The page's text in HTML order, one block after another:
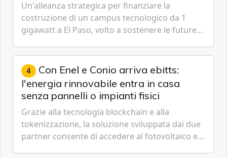
Un'alleanza strategica per finanziare la
costruzione di un campus tecnologico da 1
gigawatt a El Paso, volto a sostenere le future
artificiale dell'azienda di Mark Zuckerberg.
4 Con Enel e Conio arriva ebitts:
l'energia rinnovabile entra in casa
senza pannelli o impianti fisici
Grazie alla tecnologia blockchain e alla
tokenizzazione, la soluzione sviluppata dai due
partner consente di accedere al fotovoltaico e